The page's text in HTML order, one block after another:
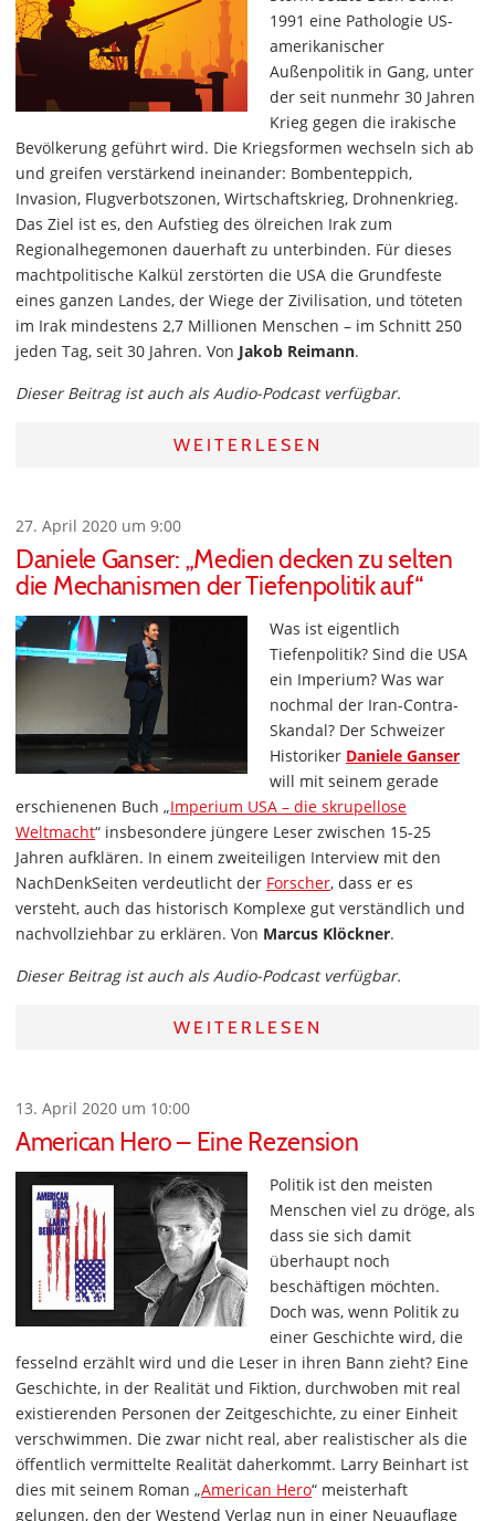
1991 eine Pathologie US-
amerikanischer
Außenpolitik in Gang, unter
der seit nunmehr 30 Jahren
Krieg gegen die irakische
Bevölkerung geführt wird. Die Kriegsformen wechseln sich ab
und greifen verstärkend ineinander: Bombenteppich,
Invasion, Flugverbotszonen, Wirtschaftskrieg, Drohnenkrieg.
Das Ziel ist es, den Aufstieg des ölreichen Irak zum
Regionalhegemonen dauerhaft zu unterbinden. Für dieses
machtpolitische Kalkül zerstörten die USA die Grundfeste
eines ganzen Landes, der Wiege der Zivilisation, und töteten
im Irak mindestens 2,7 Millionen Menschen – im Schnitt 250
jeden Tag, seit 30 Jahren. Von Jakob Reimann.
Dieser Beitrag ist auch als Audio-Podcast verfügbar.
WEITERLESEN
27. April 2020 um 9:00
Daniele Ganser: „Medien decken zu selten
die Mechanismen der Tiefenpolitik auf“
Was ist eigentlich
Tiefenpolitik? Sind die USA
ein Imperium? Was war
nochmal der Iran-Contra-
Skandal? Der Schweizer
Historiker Daniele Ganser
will mit seinem gerade
erschienenen Buch „Imperium USA – die skrupellose
Weltmacht“ insbesondere jüngere Leser zwischen 15-25
Jahren aufklären. In einem zweiteiligen Interview mit den
NachDenkSeiten verdeutlicht der Forscher, dass er es
versteht, auch das historisch Komplexe gut verständlich und
nachvollziehbar zu erklären. Von Marcus Klöckner.
Dieser Beitrag ist auch als Audio-Podcast verfügbar.
WEITERLESEN
13. April 2020 um 10:00
American Hero – Eine Rezension
Politik ist den meisten
Menschen viel zu dröge, als
dass sie sich damit
überhaupt noch
beschäftigen möchten.
Doch was, wenn Politik zu
einer Geschichte wird, die
fesselnd erzählt wird und die Leser in ihren Bann zieht? Eine
Geschichte, in der Realität und Fiktion, durchwoben mit real
existierenden Personen der Zeitgeschichte, zu einer Einheit
verschwimmen. Die zwar nicht real, aber realistischer als die
öffentlich vermittelte Realität daherkommt. Larry Beinhart ist
dies mit seinem Roman „American Hero“ meisterhaft
gelungen, den der Westend Verlag nun in einer Neuauflage